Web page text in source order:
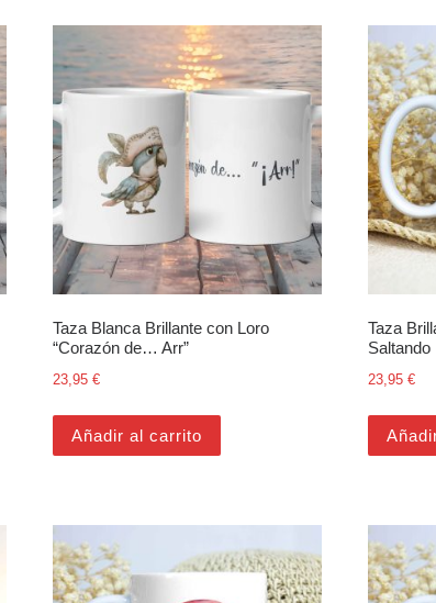
Taza Blanca Brillante con Loro
“Corazón de… Arr”
23,95 €
Añadir al carrito
Taza
Saltando
23,95 €